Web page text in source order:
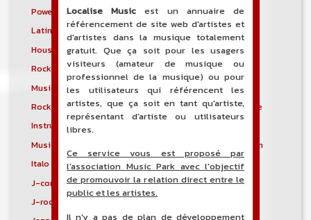
Power noise
Heavenly voices
Latin metal
Musique hindoustanie
House progressive
Tropical house
Rock indépendant
Indietronica
Musique industrielle
Metal industriel
Rock industriel
Musique instrumentale
Instrumental
Musique irlandaise
Rock progressif italien
Italo Disco
Italo house
J-core
J-pop
J-rock
Localise Music est un annuaire de
référencement de site web d'artistes et
d'artistes dans la musique totalement
gratuit. Que ça soit pour les usagers
visiteurs (amateur de musique ou
professionnel de la musique) ou pour
les utilisateurs qui référencent les
artistes, que ça soit en tant qu'artiste,
représentant d'artiste ou utilisateurs
libres.
Ce service vous est proposé par
l'association Music Park avec l'objectif
de promouvoir la relation direct entre le
public et les artistes.
Il n'y a pas de plan de développement